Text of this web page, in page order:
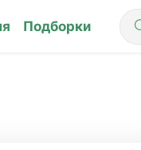
Подборки